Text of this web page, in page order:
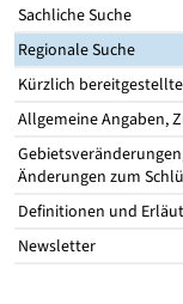
Sachliche Suche
Regionale Suche
Kürzlich
Allgemeine Angaben,
Änderungen zum
Definitionen und
Newsletter